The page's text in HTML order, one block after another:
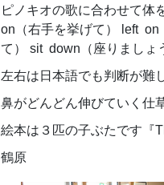
ピノキオ
on（右手を挙げて） left
て） sit down（座りましょ
左右は日本語でも判断が難
鼻がどんどん伸びていく仕
絵本は３匹の子ぶたです『
鶴原